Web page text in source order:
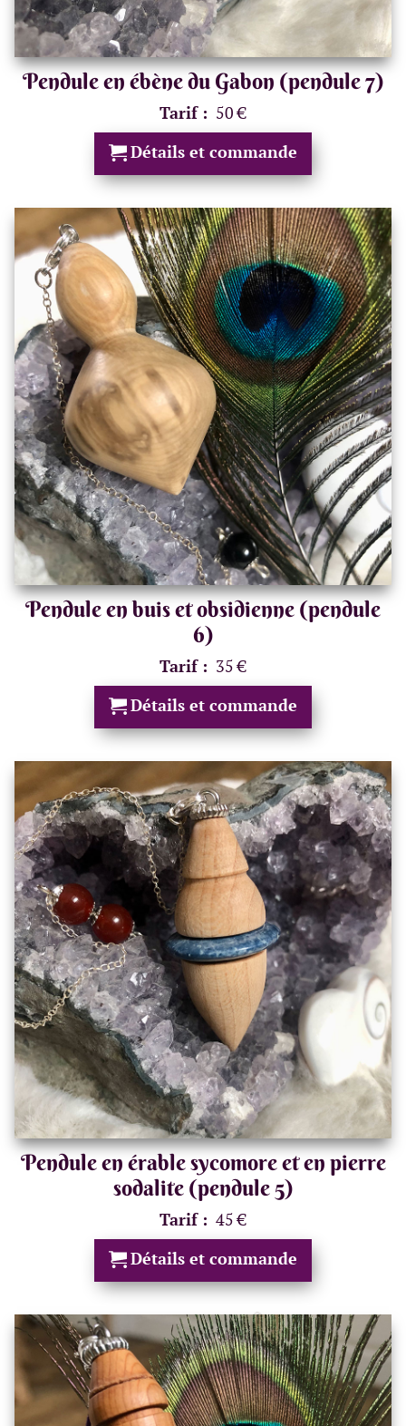
Pendule en ébène du Gabon (pendule 7)
Tarif : 50 €
Détails et commande
Pendule en buis et obsidienne (pendule
6)
Tarif : 35 €
Détails et commande
Pendule en érable sycomore et en pierre
sodalite (pendule 5)
Tarif : 45 €
Détails et commande